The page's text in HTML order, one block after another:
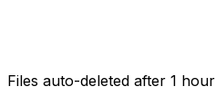
Files auto-deleted after 1 hour